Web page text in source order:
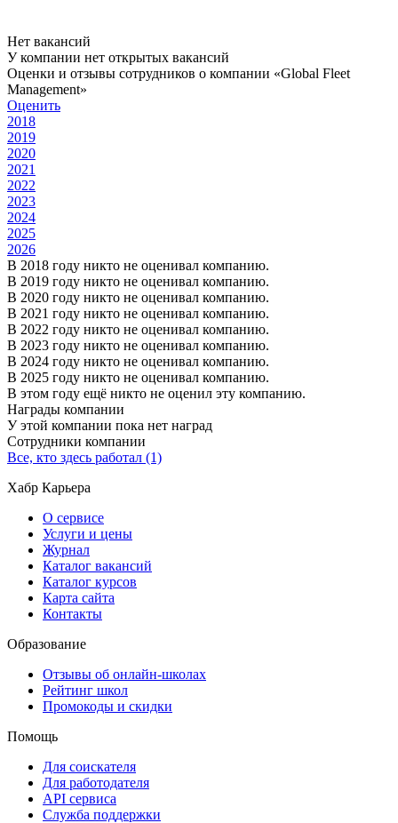
Нет вакансий
У компании нет открытых вакансий
Оценки и отзывы сотрудников о компании «Global Fleet
Management»
Оценить
2018
2019
2020
2021
2022
2023
2024
2025
2026
В 2018 году никто не оценивал компанию.
В 2019 году никто не оценивал компанию.
В 2020 году никто не оценивал компанию.
В 2021 году никто не оценивал компанию.
В 2022 году никто не оценивал компанию.
В 2023 году никто не оценивал компанию.
В 2024 году никто не оценивал компанию.
В 2025 году никто не оценивал компанию.
В этом году ещё никто не оценил эту компанию.
Награды компании
У этой компании пока нет наград
Сотрудники компании
Все, кто здесь работал (1)
Хабр Карьера
О сервисе
Услуги и цены
Журнал
Каталог вакансий
Каталог курсов
Карта сайта
Контакты
Образование
Отзывы об онлайн-школах
Рейтинг школ
Промокоды и скидки
Помощь
Для соискателя
Для работодателя
API сервиса
Служба поддержки